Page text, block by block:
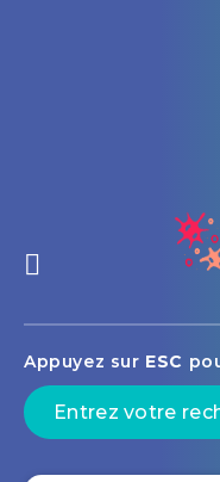
Appuyez sur ESC